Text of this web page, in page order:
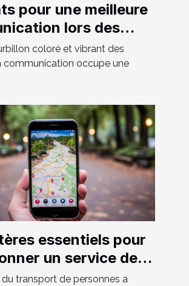
pour une meilleure
lors des
coloré et vibrant des
communication occupe une
essentiels pour
un service de
et confortable
du transport de personnes a